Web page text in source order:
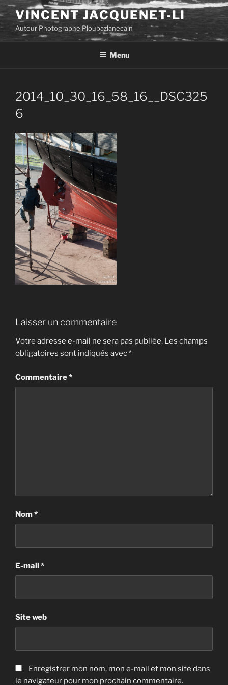
Aller
au
contenu
principal
VINCENT JACQUENET-LI
Auteur Photographe Ploubazlanecain
Menu
2014_10_30_16_58_16__DSC325
6
Laisser un commentaire
Votre adresse e-mail ne sera pas publiée. Les champs
obligatoires sont indiqués avec*
Commentaire*
Nom*
E-mail*
Site web
Enregistrer mon nom, mon e-mail et mon site dans
le navigateur pour mon prochain commentaire.